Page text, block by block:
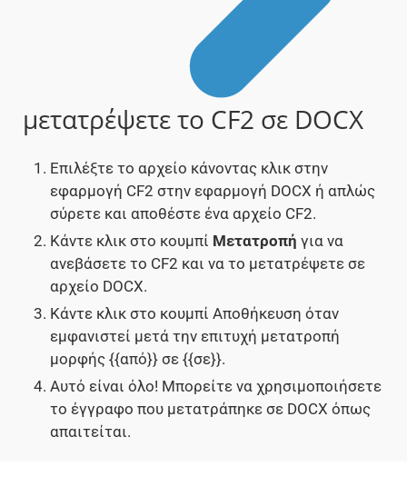
μετατρέψετε το CF2 σε DOCX
Επιλέξτε το αρχείο κάνοντας κλικ στην
εφαρμογή CF2 στην εφαρμογή DOCX ή απλώς
σύρετε και αποθέστε ένα αρχείο CF2.
Κάντε κλικ στο κουμπί Μετατροπή για να
ανεβάσετε το CF2 και να το μετατρέψετε σε
αρχείο DOCX.
Κάντε κλικ στο κουμπί Αποθήκευση όταν
εμφανιστεί μετά την επιτυχή μετατροπή
μορφής {{από}} σε {{σε}}.
Αυτό είναι όλο! Μπορείτε να χρησιμοποιήσετε
το έγγραφο που μετατράπηκε σε DOCX όπως
απαιτείται.